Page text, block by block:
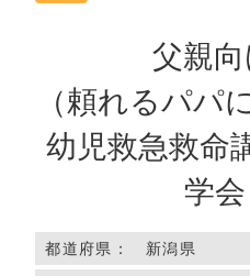
父親
（頼れるパパ
幼児救急救命
学会
都道府県： 新潟県